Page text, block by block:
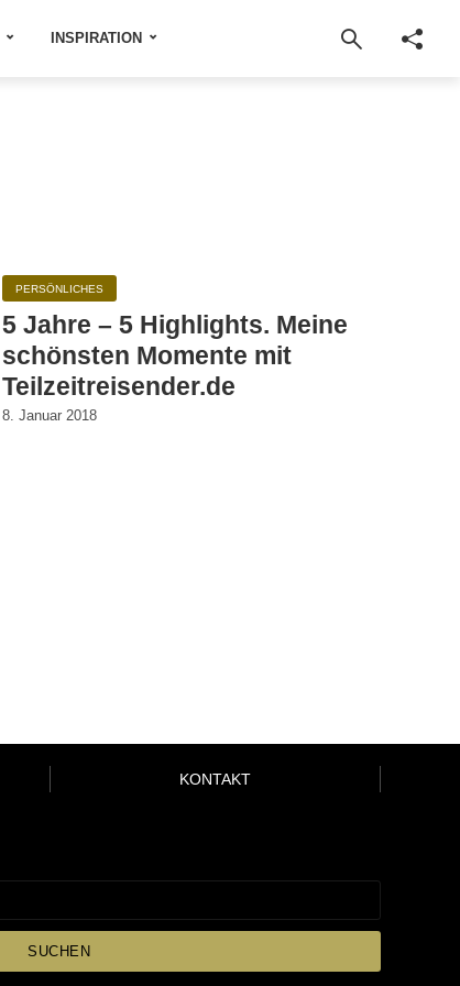
INSPIRATION
PERSÖNLICHES
5 Jahre – 5 Highlights. Meine
schönsten Momente mit
Teilzeitreisender.de
8. Januar 2018
KONTAKT
SUCHEN